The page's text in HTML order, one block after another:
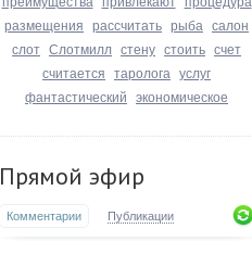
размещения рассчитать рыба салон
слот Слотмилл стену стоить счет
считается таролога услуг
фантастический экономическое
Прямой эфир
Комментарии Публикации